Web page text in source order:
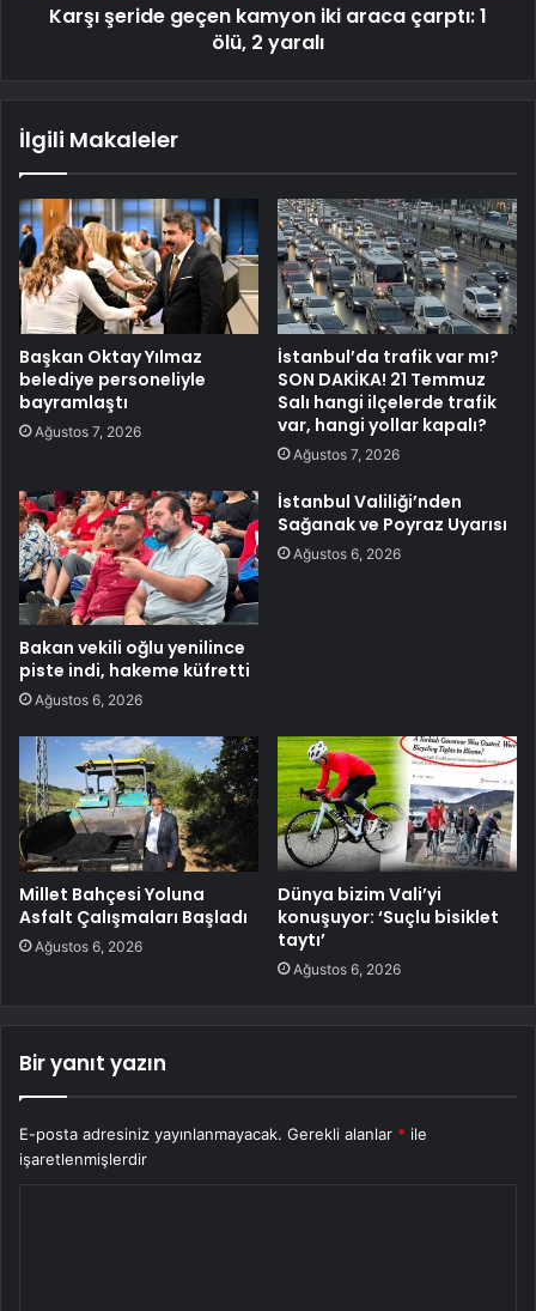
Karşı şeride geçen kamyon iki araca çarptı: 1
ölü, 2 yaralı
İlgili Makaleler
Başkan Oktay Yılmaz
belediye personeliyle
bayramlaştı
Ağustos 7, 2026
İstanbul’da trafik var mı?
SON DAKİKA! 21 Temmuz
Salı hangi ilçelerde trafik
var, hangi yollar kapalı?
Ağustos 7, 2026
Bakan vekili oğlu yenilince
piste indi, hakeme küfretti
Ağustos 6, 2026
İstanbul Valiliği’nden
Sağanak ve Poyraz Uyarısı
Ağustos 6, 2026
Millet Bahçesi Yoluna
Asfalt Çalışmaları Başladı
Ağustos 6, 2026
Dünya bizim Vali’yi
konuşuyor: ‘Suçlu bisiklet
taytı’
Ağustos 6, 2026
Bir yanıt yazın
E-posta adresiniz yayınlanmayacak. Gerekli alanlar * ile
işaretlenmişlerdir